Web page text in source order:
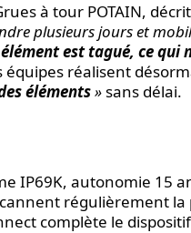
à tour POTAIN,
plusieurs jours et
est tagué, ce qui
équipes réalisent
éléments»sans délai.
IP69K, autonomie 15
régulièrement la
complète le